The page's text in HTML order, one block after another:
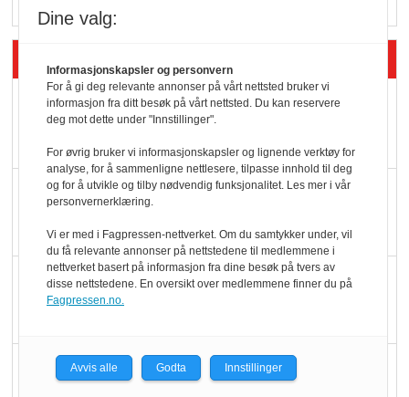
Rema-flaggskip
dundrer videre
Slik opprettholdes
Færre varer, men fulle
KI lager mat i butikken
Dine valg:
Informasjonskapsler og personvern
For å gi deg relevante annonser på vårt nettsted bruker vi
informasjon fra ditt besøk på vårt nettsted. Du kan reservere
deg mot dette under "Innstillinger".
For øvrig bruker vi informasjonskapsler og lignende verktøy for
analyse, for å sammenligne nettlesere, tilpasse innhold til deg
og for å utvikle og tilby nødvendig funksjonalitet. Les mer i vår
personvernerklæring.
Vi er med i Fagpressen-nettverket. Om du samtykker under, vil
du få relevante annonser på nettstedene til medlemmene i
nettverket basert på informasjon fra dine besøk på tvers av
disse nettstedene. En oversikt over medlemmene finner du på
Fagpressen.no.
Avvis alle Godta Innstillinger